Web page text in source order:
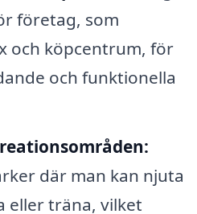
företag, som
och köpcentrum, för
och funktionella
där man kan njuta
eller träna, vilket